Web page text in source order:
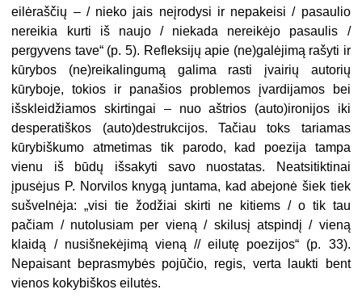
eilėraščių – / nieko jais neįrodysi ir nepakeisi / pasaulio
nereikia kurti iš naujo / niekada nereikėjo pasaulis /
pergyvens tave“ (p. 5). Refleksijų apie (ne)galėjimą rašyti ir
kūrybos (ne)reikalingumą galima rasti įvairių autorių
kūryboje, tokios ir panašios problemos įvardijamos bei
išskleidžiamos skirtingai – nuo aštrios (auto)ironijos iki
desperatiškos (auto)destrukcijos. Tačiau toks tariamas
kūrybiškumo atmetimas tik parodo, kad poezija tampa
vienu iš būdų išsakyti savo nuostatas. Neatsitiktinai
įpusėjus P. Norvilos knygą juntama, kad abejonė šiek tiek
sušvelnėja: „visi tie žodžiai skirti ne kitiems / o tik tau
pačiam / nutolusiam per vieną / skilusį atspindį / vieną
klaidą / nusišnekėjimą vieną // eilutę poezijos“ (p. 33).
Nepaisant beprasmybės pojūčio, regis, verta laukti bent
vienos kokybiškos eilutės.